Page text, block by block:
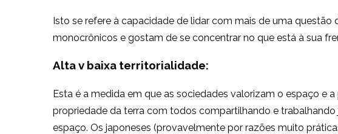
Isto se refere à capacidade de lidar com mais de uma
monocrônicos e gostam de se concentrar no que está à sua
Alta v baixa territorialidade:
Esta é a medida em que as sociedades valorizam o espaço e
propriedade da terra com todos compartilhando e
espaço. Os japoneses (provavelmente por razões muito